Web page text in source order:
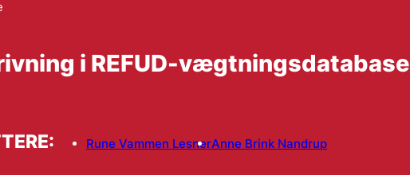
i REFUD-vægtningsdatabase
Rune Vammen LesnerAnne Brink Nandrup